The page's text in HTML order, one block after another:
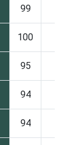
99
100
95
94
94